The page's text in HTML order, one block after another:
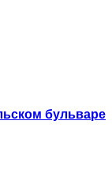
бульваре